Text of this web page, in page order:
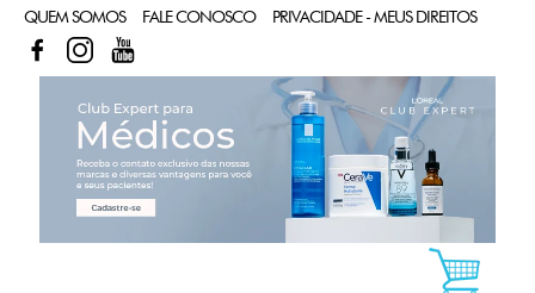
QUEM SOMOS FALE CONOSCO PRIVACIDADE - MEUS DIREITOS
FACEBOOKINSTAGRAM